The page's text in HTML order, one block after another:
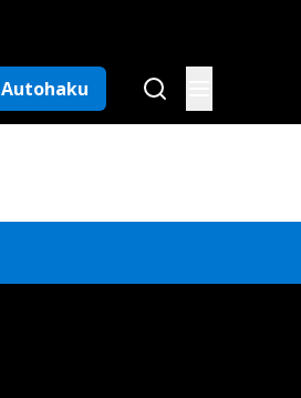
Autohaku